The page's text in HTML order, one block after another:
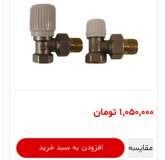
1,050,000 تومان
افزودن به سبد خرید مقایسه